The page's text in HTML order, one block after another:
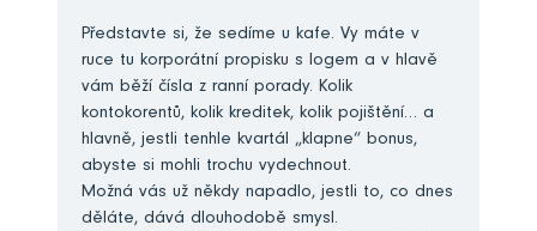
Představte si, že sedíme u kafe. Vy máte v
ruce tu korporátní propisku s logem a v hlavě
vám běží čísla z ranní porady. Kolik
kontokorentů, kolik kreditek, kolik pojištění… a
hlavně, jestli tenhle kvartál „klapne“ bonus,
abyste si mohli trochu vydechnout.
Možná vás už někdy napadlo, jestli to, co dnes
děláte, dává dlouhodobě smysl.